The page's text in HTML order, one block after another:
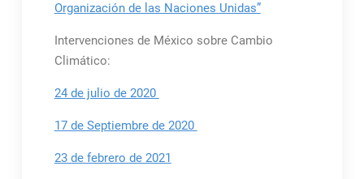
Organización de las Naciones Unidas”
Intervenciones de México sobre Cambio
Climático:
24 de julio de 2020
17 de Septiembre de 2020
23 de febrero de 2021